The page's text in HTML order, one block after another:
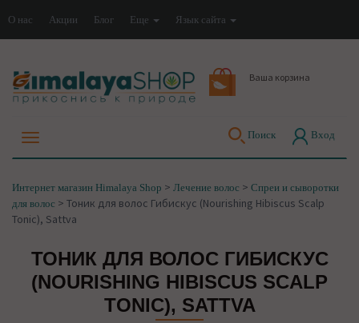
О нас Акции Блог Еще Язык сайта
Ваша корзина
Поиск Вход
Интернет магазин Himalaya Shop > Лечение волос > Спреи и сыворотки
для волос > Тоник для волос Гибискус (Nourishing Hibiscus Scalp
Tonic), Sattva
ТОНИК ДЛЯ ВОЛОС ГИБИСКУС
(NOURISHING HIBISCUS SCALP
TONIC), SATTVA